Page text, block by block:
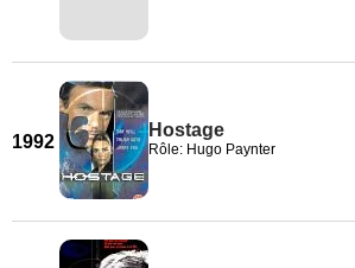
1992
Hostage
Rôle: Hugo Paynter